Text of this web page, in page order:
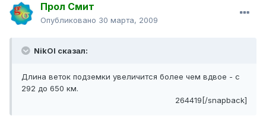
Прол Смит
Опубликовано 30 марта, 2009
NikOl сказал:
Длина веток подземки увеличится более чем вдвое - с
292 до 650 км.
264419[/snapback]